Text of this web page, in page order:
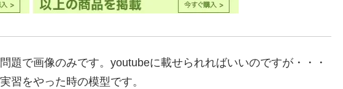
題で画像のみです。youtubeに載せられればいいのですが・・・
習をやった時の模型です。